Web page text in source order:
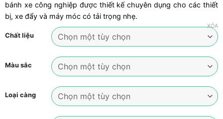
bánh xe công nghiệp được thiết kế chuyên dụng cho các thiết
bị, xe đẩy và máy móc có tải trọng nhẹ.
Chất liệu
Màu sắc
Loại càng
XÓA